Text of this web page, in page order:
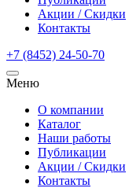
Акции / Скидки
Контакты
+7 (8452) 24-50-70
Меню
О компании
Каталог
Наши работы
Публикации
Акции / Скидки
Контакты